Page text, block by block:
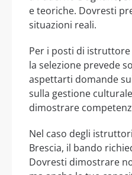
e teoriche. Dovresti
situazioni reali.
Per i posti di
la selezione prevede
aspettarti domande
sulla gestione
dimostrare
Nel caso degli
Brescia, il bando
Dovresti dimostrare